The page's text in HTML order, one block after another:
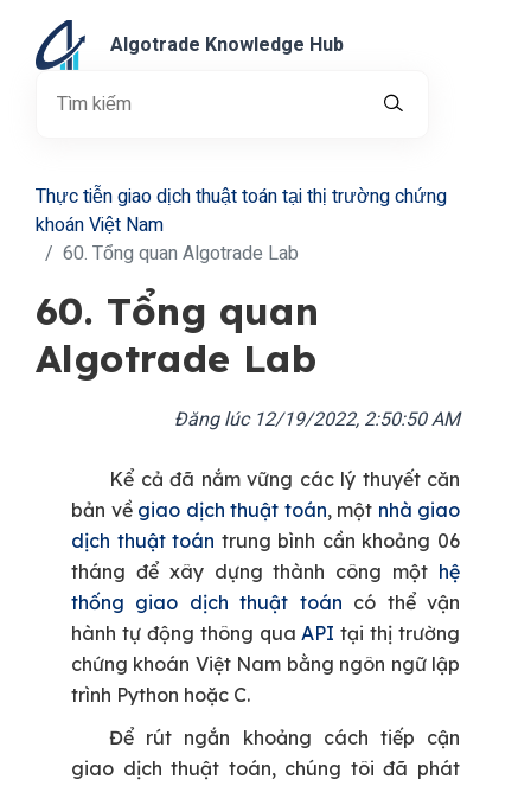
Algotrade Knowledge Hub
Thực tiễn giao dịch thuật toán tại thị trường chứng
khoán Việt Nam
60. Tổng quan Algotrade Lab
60. Tổng quan
Algotrade Lab
Đăng lúc 12/19/2022, 2:50:50 AM
Kể cả đã nắm vững các lý thuyết căn
bản về giao dịch thuật toán, một nhà giao
dịch thuật toán trung bình cần khoảng 06
tháng để xây dựng thành công một hệ
thống giao dịch thuật toán có thể vận
hành tự động thông quaAPI tại thị trường
chứng khoán Việt Nam bằng ngôn ngữ lập
trình Python hoặc C.
Để rút ngắn khoảng cách tiếp cận
giao dịch thuật toán, chúng tôi đã phát